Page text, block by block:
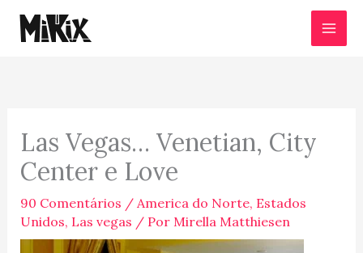
para
Las Vegas… Venetian, City
Center e Love
90 Comentários / America do Norte, Estados
Unidos, Las vegas / Por Mirella Matthiesen